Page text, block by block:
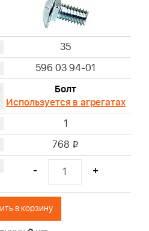
35
596 03 94-01
Болт
Используется в агрегатах
1
768 i
- +
в корзину